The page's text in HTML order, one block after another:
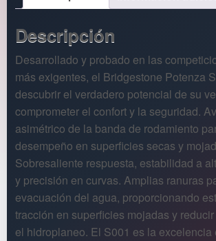
Descripción
Desarrollado y probado en las
más exigentes, el Bridgestone Potenza
descubrir el verdadero potencial de su
comprometer el confort y la seguridad.
asimétrico de la banda de rodamiento
desempeño en superficies secas y
Sobresaliente respuesta, estabilidad a
y precisión en curvas. Amplias ranuras
evacuación del agua, proporcionando
tracción en superficies mojadas y
el hidroplaneo. El S001 es la excelencia